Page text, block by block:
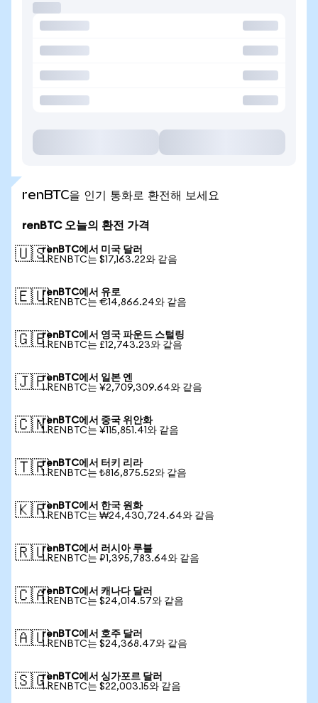
renBTC을 인기 통화로 환전해 보세요
renBTC 오늘의 환전 가격
🇺🇸renBTC에서 미국 달러
1 RENBTC는 $17,163.22와 같음
🇪🇺renBTC에서 유로
1 RENBTC는 €14,866.24와 같음
🇬🇧renBTC에서 영국 파운드 스털링
1 RENBTC는 £12,743.23와 같음
🇯🇵renBTC에서 일본 엔
1 RENBTC는 ¥2,709,309.64와 같음
🇨🇳renBTC에서 중국 위안화
1 RENBTC는 ¥115,851.41와 같음
🇹🇷renBTC에서 터키 리라
1 RENBTC는 ₺816,875.52와 같음
🇰🇷renBTC에서 한국 원화
1 RENBTC는 ₩24,430,724.64와 같음
🇷🇺renBTC에서 러시아 루블
1 RENBTC는 ₽1,395,783.64와 같음
🇨🇦renBTC에서 캐나다 달러
1 RENBTC는 $24,014.57와 같음
🇦🇺renBTC에서 호주 달러
1 RENBTC는 $24,368.47와 같음
🇸🇬renBTC에서 싱가포르 달러
1 RENBTC는 $22,003.15와 같음